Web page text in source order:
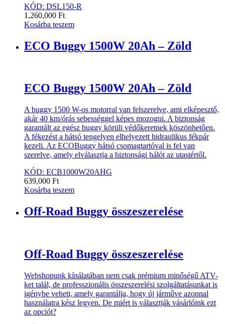
KÓD: DSL150-R
1,260,000 Ft
Kosárba teszem
ECO Buggy 1500W 20Ah – Zöld
ECO Buggy 1500W 20Ah – Zöld
A buggy 1500 W-os motorral van felszerelve, ami elképesztő,
akár 40 km/órás sebességgel képes mozogni. A biztonság
garantált az egész buggy körüli védőkeretnek köszönhetően.
A fékezést a hátsó tengelyen elhelyezett hidraulikus fékpár
kezeli. Az ECOBuggy hátsó csomagtartóval is fel van
szerelve, amely elválasztja a biztonsági hálót az utastértől.
KÓD: ECB1000W20AHG
639,000 Ft
Kosárba teszem
Off-Road Buggy összeszerelése
Off-Road Buggy összeszerelése
Webshopunk kínálatában nem csak prémium minőségű ATV-
ket talál, de professzionális összeszerelési szolgáltatásunkat is
igénybe veheti, amely garantálja, hogy új járműve azonnal
használatra kész legyen. De miért is választják vásárlóink ezt
az opciót?